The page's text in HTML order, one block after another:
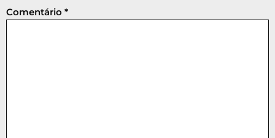
Comentário *